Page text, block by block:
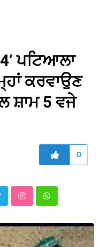
ਪਟਿਆਲਾ
ਕਰਵਾਉਣ
ਸ਼ਾਮ 5 ਵਜੇ
0